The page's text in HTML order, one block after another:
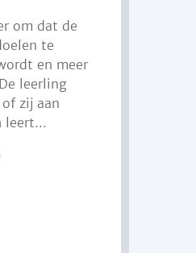
om dat de
te
en meer
leerling
zij aan
leert...